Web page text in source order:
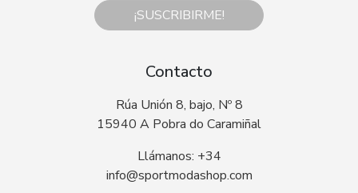
¡SUSCRIBIRME!
Contacto
Rúa Unión 8, bajo, Nº 8
15940 A Pobra do Caramiñal
Llámanos: +34
info@sportmodashop.com